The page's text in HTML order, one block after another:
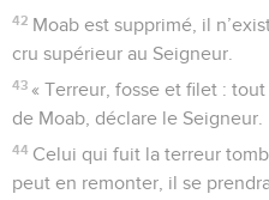
42 Moab est supprimé, il
cru supérieur au Seigneur.
43 « Terreur, fosse et filet :
de Moab, déclare le Seigneur.
44 Celui qui fuit la terreur
peut en remonter, il se